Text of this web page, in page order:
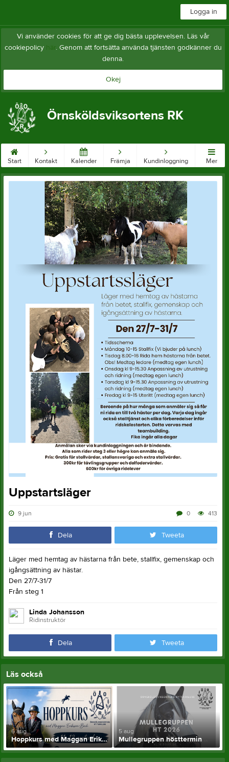
Logga in
Vi använder cookies för att ge dig bästa upplevelsen. Läs vår
cookiepolicy här. Genom att fortsätta använda tjänsten godkänner du
denna.
Okej
Örnsköldsviksortens RK
Start Kontakt Kalender Främja Kundinloggning Mer
Uppstartsläger
9 jun 413
0
Dela Tweeta
Läger med hemtag av hästarna från bete, stallfix, gemenskap och
igångsättning av hästar.
Den 27/7-31/7
Från steg 1
Linda Johansson
Ridinstruktör
Dela Tweeta
Läs också
6 aug
Hoppkurs med Maggan Eriksson-Bech 11-12 september
5 aug
Mullegruppen hösttermin